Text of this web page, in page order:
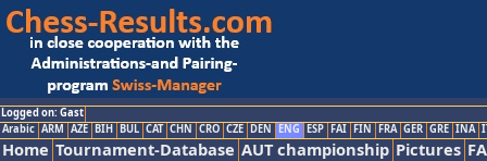
Logged on: Gast
Arabic ARM AZE BIH BUL CAT CHN CRO CZE DEN ENG ESP FAI FIN FRA GER GRE INA
Home Tournament-Database AUT championship Pictures